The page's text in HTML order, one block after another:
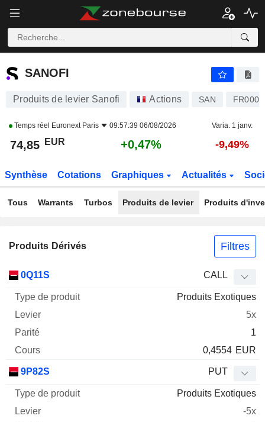
SANOFI
SANOFI
Produits de levier Sanofi Actions SAN
Temps réel Euronext Paris 09:57:39 06/08/2026 Varia. 1 janv.
74,85 EUR +0,47% -9,49%
Synthèse Cotations Graphiques Actualités
Tous Warrants Turbos Produits de levier Produits
Produits Dérivés Filtres
Mnemo Type produit
Cours
0Q11S CALL
Produits Exotiques
5x
1
0,4554 EUR
9P82S PUT
Produits Exotiques
-5x